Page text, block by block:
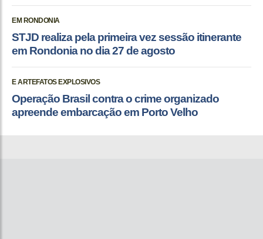
EM RONDONIA
STJD realiza pela primeira vez sessão itinerante
em Rondonia no dia 27 de agosto
E ARTEFATOS EXPLOSIVOS
Operação Brasil contra o crime organizado
apreende embarcação em Porto Velho